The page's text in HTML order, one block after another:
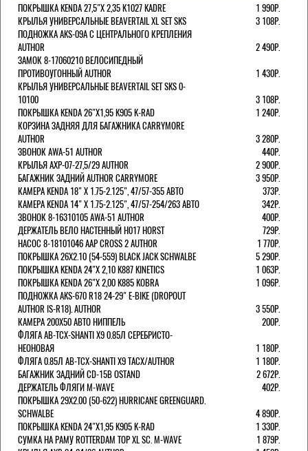
ПОКРЫШКА KENDA 27,5"Х 2,35 K1027 KADRE
1 990Р.
КРЫЛЬЯ УНИВЕРСАЛЬНЫЕ BEAVERTAIL XL SET SKS
3 108Р.
ПОДНОЖКА AKS-09A C ЦЕНТРАЛЬНОГО КРЕПЛЕНИЯ
AUTHOR
2 490Р.
ЗАМОК 8-17060210 ВЕЛОСИПЕДНЫЙ
ПРОТИВОУГОННЫЙ AUTHOR
1 430Р.
КРЫЛЬЯ УНИВЕРСАЛЬНЫЕ BEAVERTAIL SET SKS 0-
10100
3 108Р.
ПОКРЫШКА KENDA 26"Х1,95 K905 K-RAD
1 240Р.
КОРЗИНА ЗАДНЯЯ ДЛЯ БАГАЖНИКА CARRYMORE
AUTHOR
3 280Р.
ЗВОНОК AWA-51 AUTHOR
440Р.
КРЫЛЬЯ AXP-07-27,5/29 AUTHOR
2 900Р.
БАГАЖНИК ЗАДНИЙ AUTHOR CARRYMORE
3 950Р.
КАМЕРА KENDA 18" Х 1.75-2.125", 47/57-355 АВТО
373Р.
КАМЕРА KENDA 14" Х 1.75-2.125", 47/57-254/263 АВТО
342Р.
ЗВОНОК 8-16310105 AWA-51 AUTHOR
400Р.
ДЕРЖАТЕЛЬ ВЕЛО НАСТЕННЫЙ H017 HORST
729Р.
НАСОС 8-18101046 AAP CROSS 2 AUTHOR
1 770Р.
ПОКРЫШКА 26X2.10 (54-559) BLACK JACK SCHWALBE
5 290Р.
ПОКРЫШКА KENDA 24"Х 2,10 K887 KINETICS
1 063Р.
ПОКРЫШКА KENDA 26"Х 2,00 K885 KOBRA
1 096Р.
ПОДНОЖКА AKS-670 R18 24-29" E-BIKE (DROPOUT
AUTHOR IS-R18). AUTHOR
3 550Р.
КАМЕРА 200Х50 АВТО НИППЕЛЬ
200Р.
ФЛЯГА AB-TCX-SHANTI X9 0.85Л СЕРЕБРИСТО-
НЕОНОВАЯ
1 180Р.
ФЛЯГА 0.85Л AB-TCX-SHANTI X9 TACX/AUTHOR
1 180Р.
БАГАЖНИК ЗАДНИЙ CD-15B OSTAND
2 672Р.
ДЕРЖАТЕЛЬ ФЛЯГИ M-WAVE
402Р.
ПОКРЫШКА 29X2.00 (50-622) HURRICANE GREENGUARD.
SCHWALBE
4 890Р.
ПОКРЫШКА KENDA 24"Х1,95 K905 K-RAD
1 330Р.
СУМКА НА РАМУ ROTTERDAM TOP XL SC. M-WAVE
1 879Р.